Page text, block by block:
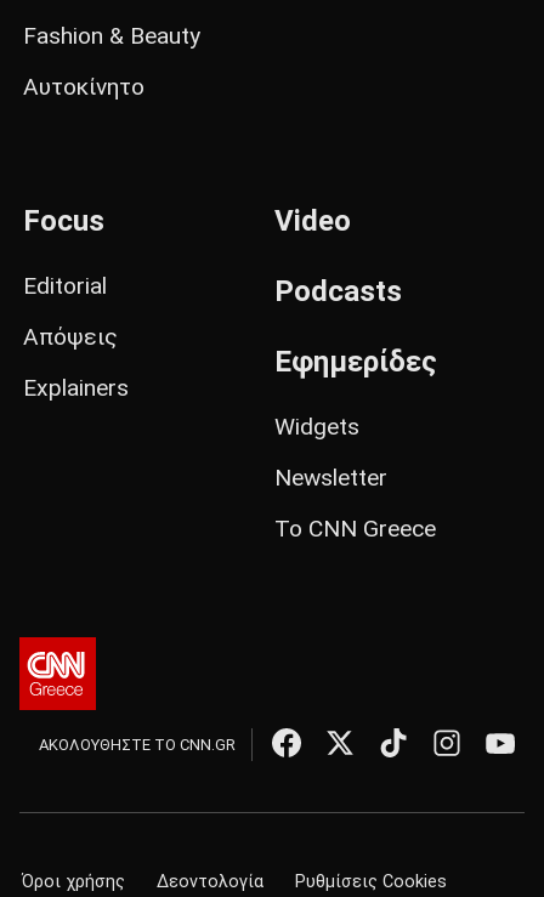
Fashion & Beauty
Αυτοκίνητο
Focus
Editorial
Απόψεις
Explainers
Video
Podcasts
Εφημερίδες
Widgets
Newsletter
Το CNN Greece
ΑΚΟΛΟΥΘΗΣΤΕ ΤΟ CNN.GR
Όροι χρήσης Δεοντολογία Ρυθμίσεις Cookies